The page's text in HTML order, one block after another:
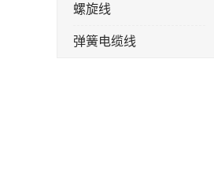
螺旋线
弹簧电缆线